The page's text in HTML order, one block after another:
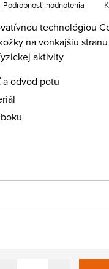
Podrobnosti hodnotenia
technológiou
na vonkajšiu
aktivity
odvod potu